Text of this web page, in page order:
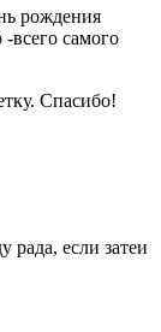
рождения
всего самого
Спасибо!
рада, если затеи